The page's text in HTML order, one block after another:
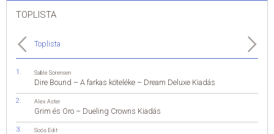
TOPLISTA
Toplista
Sable Sorensen
Dire Bound – A farkas köteléke – Dream Deluxe Kiadás
Alex Aster
Grim és Oro – Dueling Crowns Kiadás
Soós Edit